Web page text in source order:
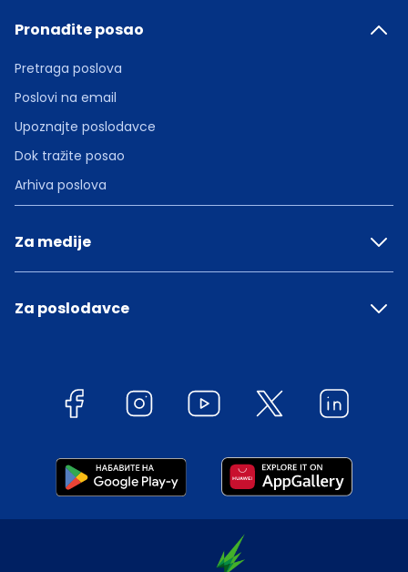
Pronađite posao
Pretraga poslova
Poslovi na email
Upoznajte poslodavce
Dok tražite posao
Arhiva poslova
Za medije
Za poslodavce